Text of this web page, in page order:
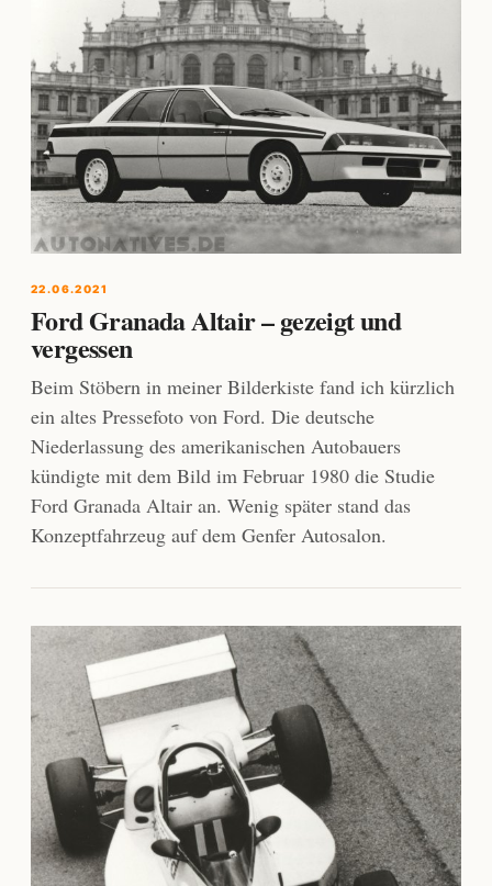
22.06.2021
Ford Granada Altair – gezeigt und
vergessen
Beim Stöbern in meiner Bilderkiste fand ich kürzlich
ein altes Pressefoto von Ford. Die deutsche
Niederlassung des amerikanischen Autobauers
kündigte mit dem Bild im Februar 1980 die Studie
Ford Granada Altair an. Wenig später stand das
Konzeptfahrzeug auf dem Genfer Autosalon.